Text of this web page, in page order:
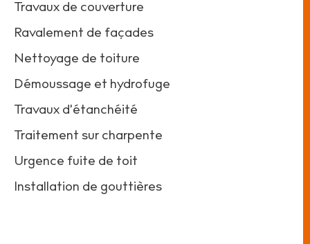
Travaux de couverture
Ravalement de façades
Nettoyage de toiture
Démoussage et hydrofuge
Travaux d'étanchéité
Traitement sur charpente
Urgence fuite de toit
Installation de gouttières